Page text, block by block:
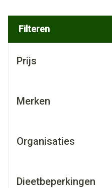
Filteren
Prijs
Merken
Organisaties
Dieetbeperkingen